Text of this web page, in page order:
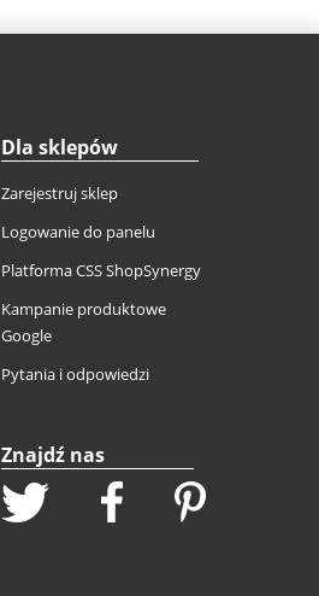
Dla sklepów
Zarejestruj sklep
Logowanie do panelu
Platforma CSS ShopSynergy
Kampanie produktowe
Google
Pytania i odpowiedzi
Znajdź nas